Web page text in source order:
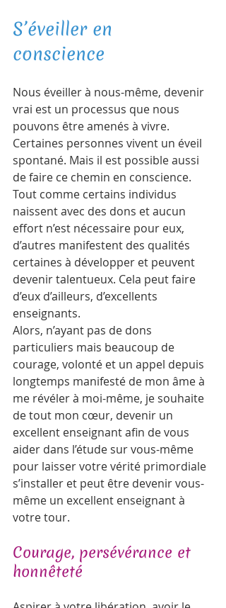
S’éveiller en
conscience
Nous éveiller à nous-même, devenir
vrai est un processus que nous
pouvons être amenés à vivre.
Certaines personnes vivent un éveil
spontané. Mais il est possible aussi
de faire ce chemin en conscience.
Tout comme certains individus
naissent avec des dons et aucun
effort n’est nécessaire pour eux,
d’autres manifestent des qualités
certaines à développer et peuvent
devenir talentueux. Cela peut faire
d’eux d’ailleurs, d’excellents
enseignants.
Alors, n’ayant pas de dons
particuliers mais beaucoup de
courage, volonté et un appel depuis
longtemps manifesté de mon âme à
me révéler à moi-même, je souhaite
de tout mon cœur, devenir un
excellent enseignant afin de vous
aider dans l’étude sur vous-même
pour laisser votre vérité primordiale
s’installer et peut être devenir vous-
même un excellent enseignant à
votre tour.
Courage, persévérance et
honnêteté